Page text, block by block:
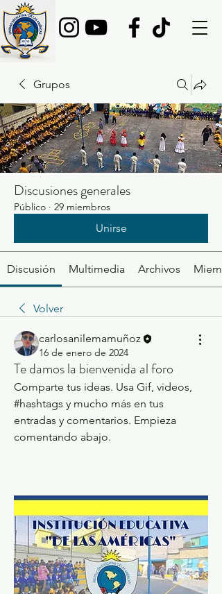
Grupos
Discusiones generales
Público · 29 miembros
Unirse
Discusión Multimedia Archivos
Volver
carlosanilemamuñoz
16 de enero de 2024
Te damos la bienvenida al foro
Comparte tus ideas. Usa Gif, videos,
#hashtags y mucho más en tus
entradas y comentarios. Empieza
comentando abajo.